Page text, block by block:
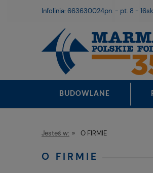
Infolinia: 663630024pn. - pt. 8 - 16
BUDOWLANE
Jesteś w: » O FIRMIE
O FIRMIE